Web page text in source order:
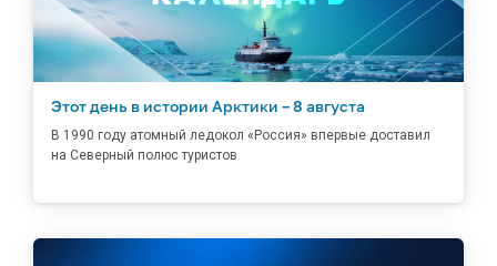
Этот день в истории Арктики – 8 августа
В 1990 году атомный ледокол «Россия» впервые доставил
на Северный полюс туристов